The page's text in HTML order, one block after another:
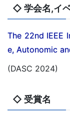
◇ 学会名,イ
The 22nd IEEE
e, Autonomic
(DASC 2024)
◇ 受賞名